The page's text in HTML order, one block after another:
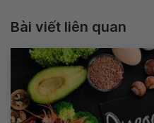
Bài viết liên quan